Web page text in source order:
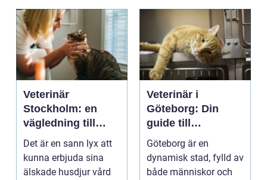
Veterinär
Stockholm: en
vägledning till
vård i hemmiljö
Det är en sann lyx att
kunna erbjuda sina
älskade husdjur vård
Veterinär i
Göteborg: Din
guide till
djursjukvård
Göteborg är en
dynamisk stad, fylld av
både människor och